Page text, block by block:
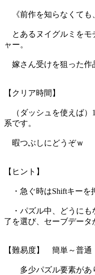
《前作を知らなくても
とあるヌイグルミをモ
ャー。
嫁さん受けを狙った作
【クリア時間】
（ダッシュを使えば）
系です。
暇つぶしにどうぞｗ
【ヒント】
・急ぐ時はShiftキーを
・パズル中、どうにも
了を選び、セーブデータ
【難易度】 簡単～普通
多少パズル要素があ